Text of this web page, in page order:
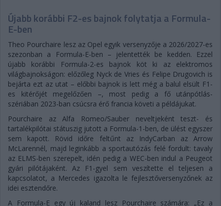
Újabb korábbi F2-es bajnok folytatja a Formula-
E-ben
Theo Pourchaire lesz az Opel egyik versenyzője a 2026/2027-es
szezonban a Formula-E-ben – jelentették be kedden. Ezzel
újabb korábbi Formula-2-es bajnok köt ki az elektromos
világbajnokságon: előzőleg Nyck de Vries és Felipe Drugovich is
bejárta ezt az utat – előbbi bajnok is lett még a balul elsült F1-
es kitérőjét megelőzően –, most pedig a fő utánpótlás-
szériában 2023-ban csúcsra érő francia követi a példájukat.
Pourchaire az Alfa Romeo/Sauber neveltjeként teszt- és
tartalékpilótai státuszig jutott a Formula-1-ben, de ülést egyszer
sem kapott. Rövid időre feltűnt az IndyCarban az Arrow
McLarennél, majd leginkább a sportautózás felé fordult: tavaly
az ELMS-ben szerepelt, idén pedig a WEC-ben indul a Peugeot
gyári pilótájaként. Az F1-gyel sem veszítette el teljesen a
kapcsolatot, a Mercedes igazolta le fejlesztőversenyzőnek az
idei esztendőre.
A Formula-E egy új kaland lesz Pourchaire számára: „Ez a